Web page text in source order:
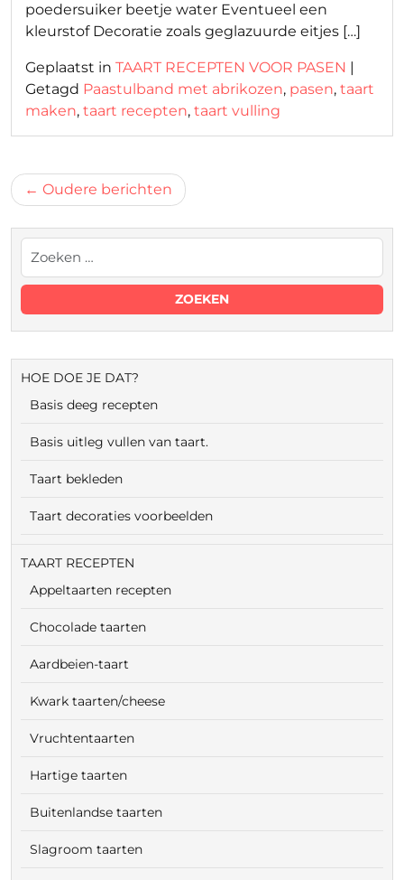
poedersuiker beetje water Eventueel een
kleurstof Decoratie zoals geglazuurde eitjes […]
Geplaatst in TAART RECEPTEN VOOR PASEN |
Getagd Paastulband met abrikozen, pasen, taart
maken, taart recepten, taart vulling
Berichtnavigatie
Oudere berichten
HOE DOE JE DAT?
Basis deeg recepten
Basis uitleg vullen van taart.
Taart bekleden
Taart decoraties voorbeelden
TAART RECEPTEN
Appeltaarten recepten
Chocolade taarten
Aardbeien-taart
Kwark taarten/cheese
Vruchtentaarten
Hartige taarten
Buitenlandse taarten
Slagroom taarten